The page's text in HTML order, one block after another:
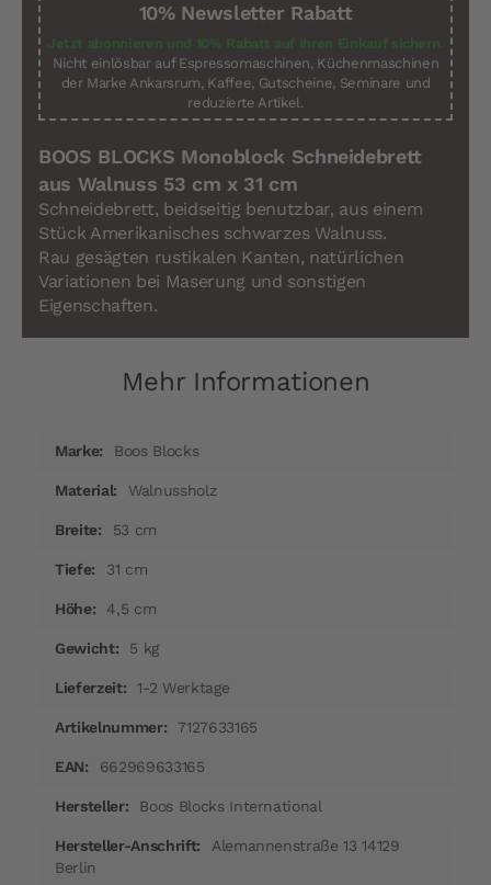
10% Newsletter Rabatt
Jetzt abonnieren und 10% Rabatt auf Ihren Einkauf sichern.
Nicht einlösbar auf Espressomaschinen, Küchenmaschinen
der Marke Ankarsrum, Kaffee, Gutscheine, Seminare und
reduzierte Artikel.
BOOS BLOCKS Monoblock Schneidebrett
aus Walnuss 53 cm x 31 cm
Schneidebrett, beidseitig benutzbar, aus einem
Stück Amerikanisches schwarzes Walnuss.
Rau gesägten rustikalen Kanten, natürlichen
Variationen bei Maserung und sonstigen
Eigenschaften.
Mehr Informationen
InformationenBoos Blocks
Walnussholz
53 cm
31 cm
4,5 cm
5 kg
1-2 Werktage
7127633165
662969633165
Boos Blocks International
Alemannenstraße 13 14129
Berlin